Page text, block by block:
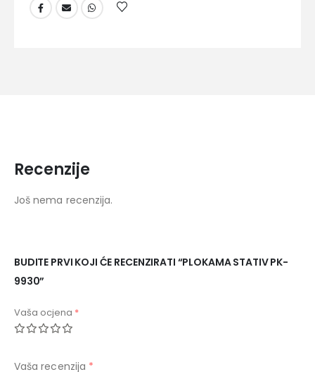
Recenzije
Još nema recenzija.
BUDITE PRVI KOJI ĆE RECENZIRATI “PLOKAMA STATIV PK-
9930”
Vaša ocjena *
Vaša recenzija *